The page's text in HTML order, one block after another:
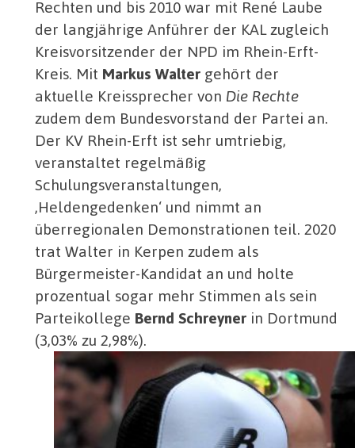
Rechten und bis 2010 war mit René Laube
der langjährige Anführer der KAL zugleich
Kreisvorsitzender der NPD im Rhein-Erft-
Kreis. Mit Markus Walter gehört der
aktuelle Kreissprecher von Die Rechte
zudem dem Bundesvorstand der Partei an.
Der KV Rhein-Erft ist sehr umtriebig,
veranstaltet regelmäßig
Schulungsveranstaltungen,
‚Heldengedenken‘ und nimmt an
überregionalen Demonstrationen teil. 2020
trat Walter in Kerpen zudem als
Bürgermeister-Kandidat an und holte
prozentual sogar mehr Stimmen als sein
Parteikollege Bernd Schreyner in Dortmund
(3,03% zu 2,98%).